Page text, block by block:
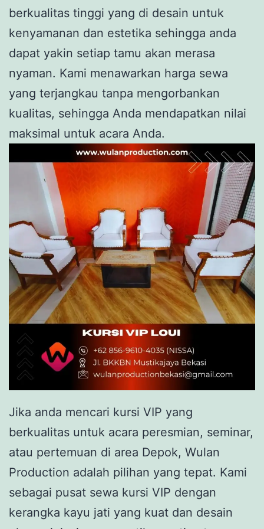
berkualitas tinggi yang di desain untuk
kenyamanan dan estetika sehingga anda
dapat yakin setiap tamu akan merasa
nyaman. Kami menawarkan harga sewa
yang terjangkau tanpa mengorbankan
kualitas, sehingga Anda mendapatkan nilai
maksimal untuk acara Anda.
Jika anda mencari kursi VIP yang
berkualitas untuk acara peresmian, seminar,
atau pertemuan di area Depok, Wulan
Production adalah pilihan yang tepat. Kami
sebagai pusat sewa kursi VIP dengan
kerangka kayu jati yang kuat dan desain